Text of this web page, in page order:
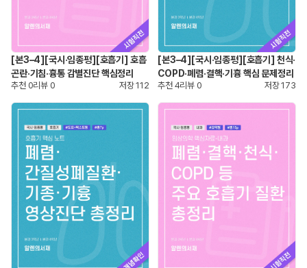
[본3–4][국시·임종평][호흡기] 호흡
곤란·기침·흉통 감별진단 핵심정리
추천 0리뷰 0 저장112
[본3–4][국시·임종평][호흡기] 천식·
COPD·폐렴·결핵·기흉 핵심 문제정리
추천 4리뷰 0 저장173